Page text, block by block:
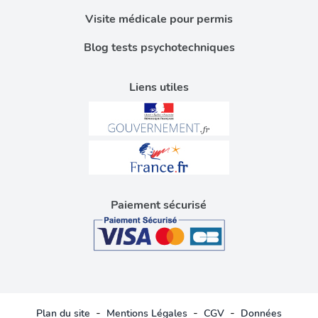
Liens utiles
Visite médicale pour permis
Blog tests psychotechniques
Paiement sécurisé
Plan du site - Mentions Légales - CGV - Données